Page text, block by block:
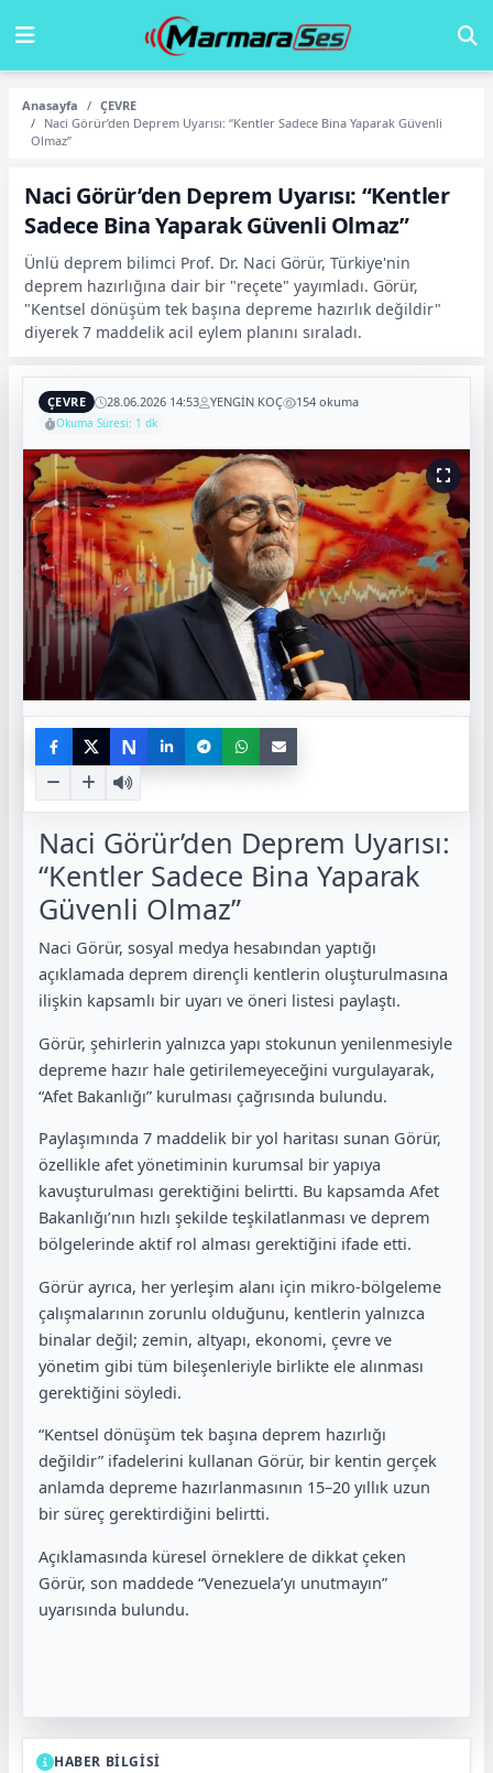
Anasayfa
ÇEVRE
Naci Görür’den Deprem Uyarısı: “Kentler Sadece Bina Yaparak Güvenli
Olmaz”
Naci Görür’den Deprem Uyarısı: “Kentler
Sadece Bina Yaparak Güvenli Olmaz”
Ünlü deprem bilimci Prof. Dr. Naci Görür, Türkiye'nin
deprem hazırlığına dair bir "reçete" yayımladı. Görür,
"Kentsel dönüşüm tek başına depreme hazırlık değildir"
diyerek 7 maddelik acil eylem planını sıraladı.
ÇEVRE 28.06.2026 14:53 YENGİN KOÇ 154 okuma
Okuma Süresi: 1 dk
N
Naci Görür’den Deprem Uyarısı:
“Kentler Sadece Bina Yaparak
Güvenli Olmaz”
Naci Görür, sosyal medya hesabından yaptığı
açıklamada deprem dirençli kentlerin oluşturulmasına
ilişkin kapsamlı bir uyarı ve öneri listesi paylaştı.
Görür, şehirlerin yalnızca yapı stokunun yenilenmesiyle
depreme hazır hale getirilemeyeceğini vurgulayarak,
“Afet Bakanlığı” kurulması çağrısında bulundu.
Paylaşımında 7 maddelik bir yol haritası sunan Görür,
özellikle afet yönetiminin kurumsal bir yapıya
kavuşturulması gerektiğini belirtti. Bu kapsamda Afet
Bakanlığı’nın hızlı şekilde teşkilatlanması ve deprem
bölgelerinde aktif rol alması gerektiğini ifade etti.
Görür ayrıca, her yerleşim alanı için mikro-bölgeleme
çalışmalarının zorunlu olduğunu, kentlerin yalnızca
binalar değil; zemin, altyapı, ekonomi, çevre ve
yönetim gibi tüm bileşenleriyle birlikte ele alınması
gerektiğini söyledi.
“Kentsel dönüşüm tek başına deprem hazırlığı
değildir” ifadelerini kullanan Görür, bir kentin gerçek
anlamda depreme hazırlanmasının 15–20 yıllık uzun
bir süreç gerektirdiğini belirtti.
Açıklamasında küresel örneklere de dikkat çeken
Görür, son maddede “Venezuela’yı unutmayın”
uyarısında bulundu.
HABER BİLGİSİ